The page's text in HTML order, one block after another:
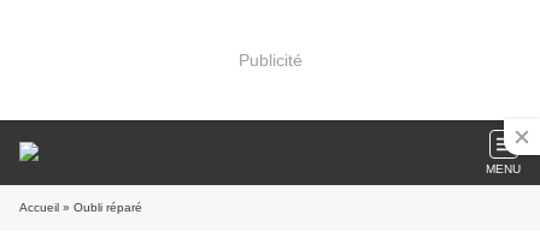
Publicité
MENU
Accueil » Oubli réparé